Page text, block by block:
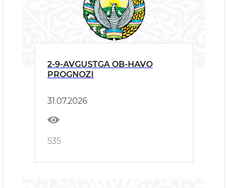
2-9-AVGUSTGA OB-HAVO
PROGNOZI
31.07.2026
535